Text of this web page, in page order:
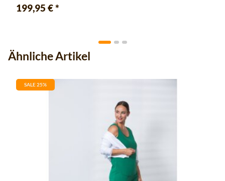
199,95 €*
Ähnliche Artikel
SALE 25%